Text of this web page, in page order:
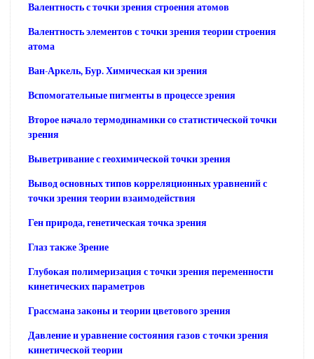
Валентность с точки зрения строения атомов
Валентность элементов с точки зрения теории строения
атома
Ван-Аркель, Бур. Химическая ки зрения
Вспомогательные пигменты в процессе зрения
Второе начало термодинамики со статистической точки
зрения
Выветривание с геохимической точки зрения
Вывод основных типов корреляционных уравнений с
точки зрения теории взаимодействия
Ген природа, генетическая точка зрения
Глаз также Зрение
Глубокая полимеризация с точки зрения переменности
кинетических параметров
Грассмана законы и теории цветового зрения
Давление и уравнение состояния газов с точки зрения
кинетической теории